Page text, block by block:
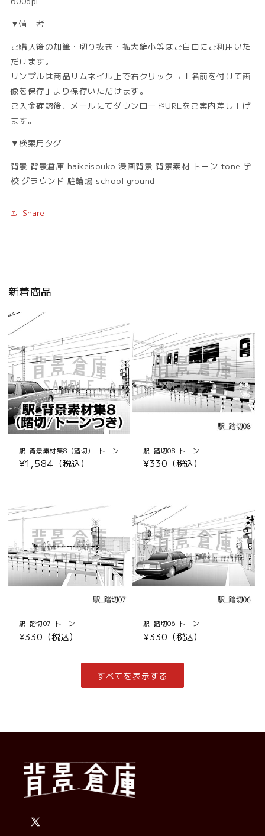
▼備 考
ご購入後の加筆・切り抜き・拡大縮小等はご自由にご利用いた
だけます。
サンプルは商品サムネイル上で右クリック→「名前を付けて画
像を保存」より保存いただけます。
ご入金確認後、メールにてダウンロードURLをご案内差し上げ
ます。
▼検索用タグ
背景 背景倉庫 haikeisouko 漫画背景 背景素材 トーン tone 学
校 グラウンド 駐輪場 school ground
Share
新着商品
駅_背景素材集8（踏切）_トーン
通
¥1,584（税込）
駅_踏切08_トーン
通
¥330（税込）
駅_踏切07_トーン
通
¥330（税込）
駅_踏切06_トーン
通
価
格
¥330（税込）
すべてを表示する
X